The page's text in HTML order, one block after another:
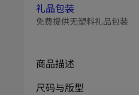
礼品包装
免费提供无塑料礼品包装
商品描述
尺码与版型